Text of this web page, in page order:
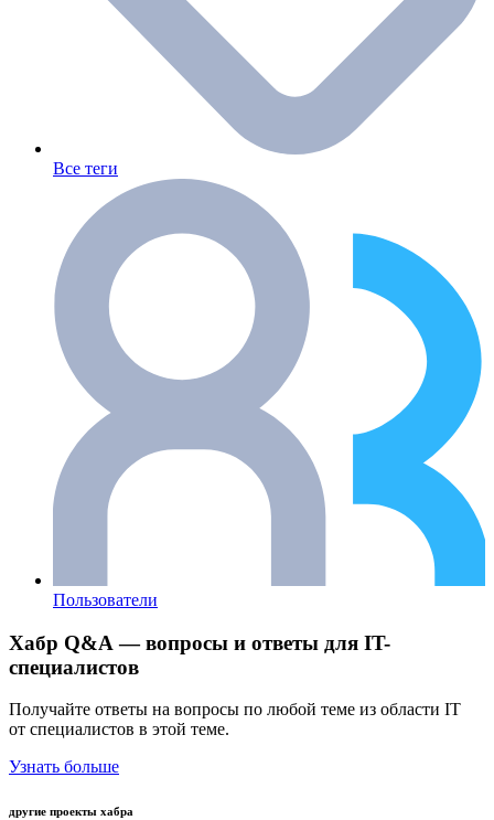
Все теги
Пользователи
Хабр Q&A — вопросы и ответы для IT-
специалистов
Получайте ответы на вопросы по любой теме из области IT
от специалистов в этой теме.
Узнать больше
другие проекты хабра